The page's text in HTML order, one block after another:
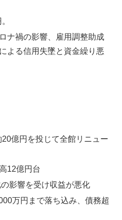
ナ禍の影響、雇用調整助成
よる信用失墜と資金繰り悪
億円を投じて全館リニュー
12億円台
影響を受け収益が悪化
万円まで落ち込み、債務超